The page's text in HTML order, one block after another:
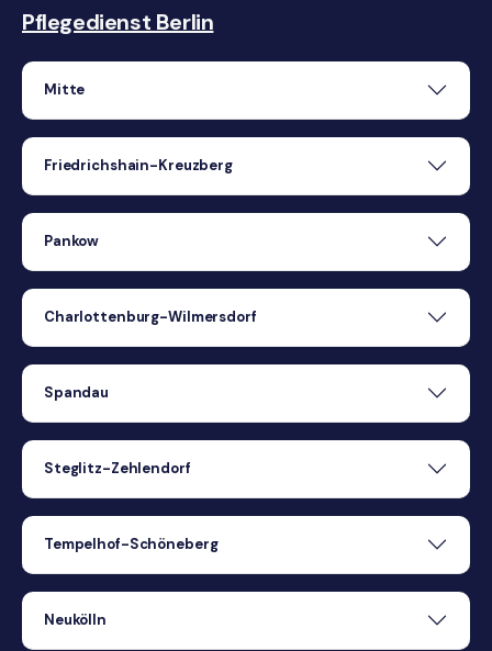
Pflegedienst Berlin
Mitte
Friedrichshain-Kreuzberg
Pankow
Charlottenburg-Wilmersdorf
Spandau
Steglitz-Zehlendorf
Tempelhof-Schöneberg
Neukölln